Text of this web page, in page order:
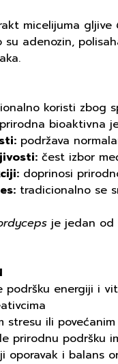
micelijuma gljive
adenozin,
koristi zbog
bioaktivna
podržava
čest izbor
doprinosi
tradicionalno se
je jedan od
podršku energiji i
stresu ili
prirodnu podršku
oporavak i balans